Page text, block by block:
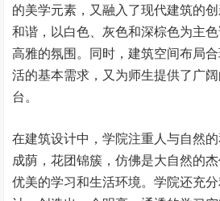
的美学元素，又融入了现代建筑的
和谐，以白色、灰色和深棕色为主色
高雅的氛围。同时，建筑空间布局
活的基本需求，又为师生提供了广
台。
在建筑设计中，学院注重人与自然
成荫，花团锦簇，仿佛是大自然的
优美的学习和生活环境。学院还充